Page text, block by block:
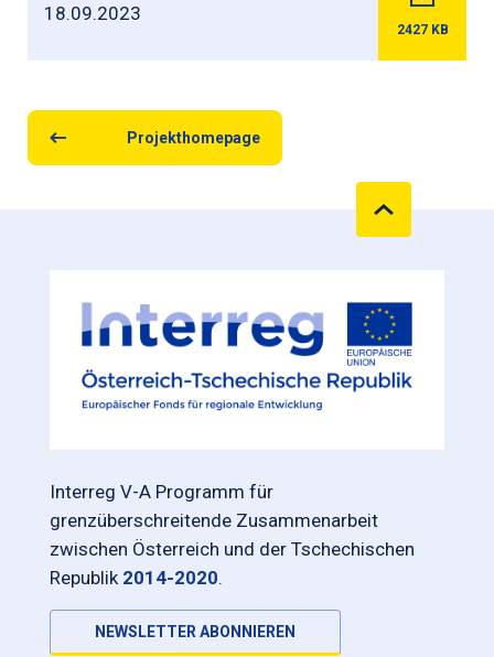
18.09.2023
2427 KB
Projekthomepage
Interreg V-A Programm für
grenzüberschreitende Zusammenarbeit
zwischen Österreich und der Tschechischen
Republik 2014-2020.
NEWSLETTER ABONNIEREN